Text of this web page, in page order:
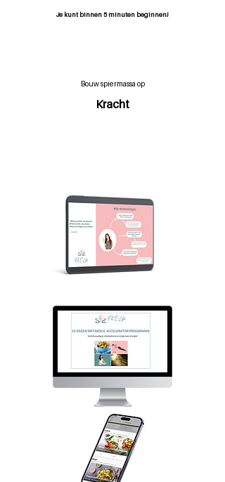
Je kunt binnen 5 minuten beginnen!
Bouw spiermassa op
Kracht